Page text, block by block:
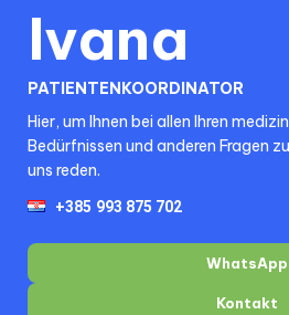
Ivana
PATIENTENKOORDINATOR
Hier, um Ihnen bei allen Ihren
Bedürfnissen und anderen Fragen
uns reden.
Kontakt
WhatsApp